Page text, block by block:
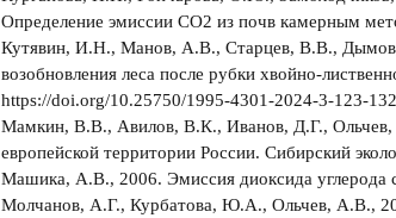
Определение эмиссии СО2 из почв камерным
Кутявин, И.Н., Манов, А.В., Старцев, В.В., Дымов,
возобновления леса после рубки хвойно-
https://doi.org/10.25750/1995-4301-2024-3-123-132
Мамкин, В.В., Авилов, В.К., Иванов, Д.Г.,
европейской территории России. Сибирский
Машика, А.В., 2006. Эмиссия диоксида углерода
Молчанов, А.Г., Курбатова, Ю.А., Ольчев, А.В.,